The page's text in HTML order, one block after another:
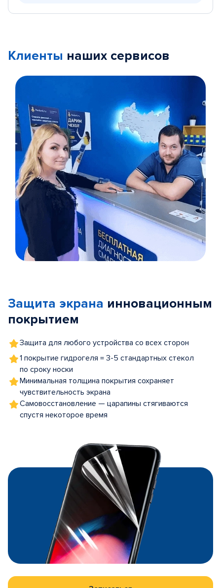
Клиенты наших сервисов
5
Защита экрана инновационным
покрытием
Защита для любого устройства со всех сторон
1 покрытие гидрогеля = 3-5 стандартных стекол
по сроку носки
Минимальная толщина покрытия сохраняет
чувствительность экрана
Самовосстановление — царапины стягиваются
спустя некоторое время